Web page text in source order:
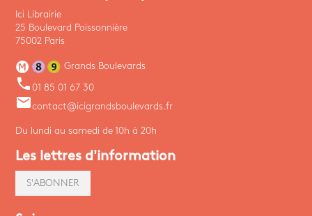
Ici Librairie
25 Boulevard Poissonnière
75002 Paris
Grands Boulevards
phone 01 85 01 67 30
emailcontact@icigrandsboulevards.fr
Du lundi au samedi de 10h à 20h
Les lettres d'information
S'ABONNER